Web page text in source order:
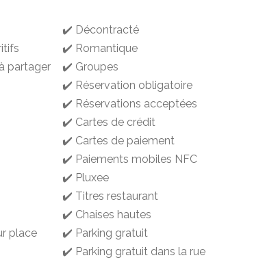
partager
place
✔️ Décontracté
✔️ Romantique
✔️ Groupes
✔️ Réservation obligatoire
✔️ Réservations acceptées
✔️ Cartes de crédit
✔️ Cartes de paiement
✔️ Paiements mobiles NFC
✔️ Pluxee
✔️ Titres restaurant
✔️ Chaises hautes
✔️ Parking gratuit
✔️ Parking gratuit dans la rue